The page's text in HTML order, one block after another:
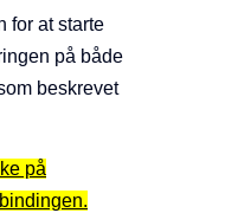
for at starte
på både
beskrevet
på